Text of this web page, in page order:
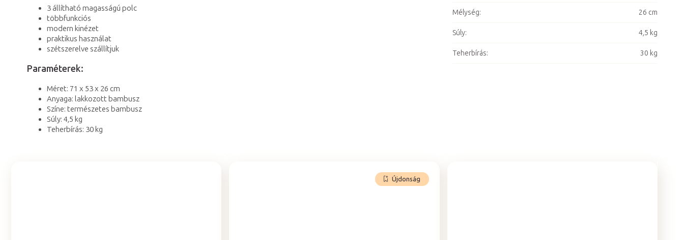
Újdonság
3 állítható magasságú polc
többfunkciós
modern kinézet
praktikus használat
szétszerelve szállítjuk
Paraméterek:
Méret: 71 x 53 x 26 cm
Anyaga: lakkozott bambusz
Színe: természetes bambusz
Súly: 4,5 kg
Teherbírás: 30 kg
Mélység: 26 cm
Súly: 4,5 kg
Teherbírás: 30 kg